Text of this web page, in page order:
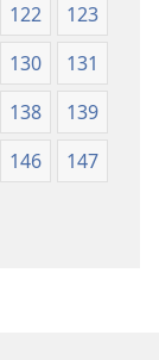
122
123
130
131
138
139
146
147